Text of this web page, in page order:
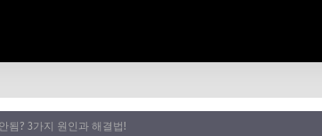
됨? 3가지 원인과 해결법!